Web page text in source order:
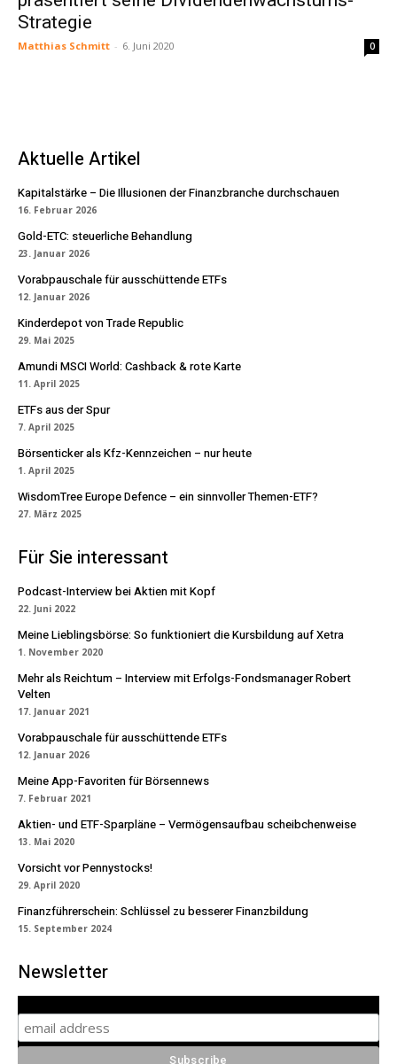
Strategie
Matthias Schmitt - 6. Juni 2020 0
Aktuelle Artikel
Kapitalstärke – Die Illusionen der Finanzbranche durchschauen
16. Februar 2026
Gold-ETC: steuerliche Behandlung
23. Januar 2026
Vorabpauschale für ausschüttende ETFs
12. Januar 2026
Kinderdepot von Trade Republic
29. Mai 2025
Amundi MSCI World: Cashback & rote Karte
11. April 2025
ETFs aus der Spur
7. April 2025
Börsenticker als Kfz-Kennzeichen – nur heute
1. April 2025
WisdomTree Europe Defence – ein sinnvoller Themen-ETF?
27. März 2025
Für Sie interessant
Podcast-Interview bei Aktien mit Kopf
22. Juni 2022
Meine Lieblingsbörse: So funktioniert die Kursbildung auf Xetra
1. November 2020
Mehr als Reichtum – Interview mit Erfolgs-Fondsmanager Robert
Velten
17. Januar 2021
Vorabpauschale für ausschüttende ETFs
12. Januar 2026
Meine App-Favoriten für Börsennews
7. Februar 2021
Aktien- und ETF-Sparpläne – Vermögensaufbau scheibchenweise
13. Mai 2020
Vorsicht vor Pennystocks!
29. April 2020
Finanzführerschein: Schlüssel zu besserer Finanzbildung
15. September 2024
Newsletter